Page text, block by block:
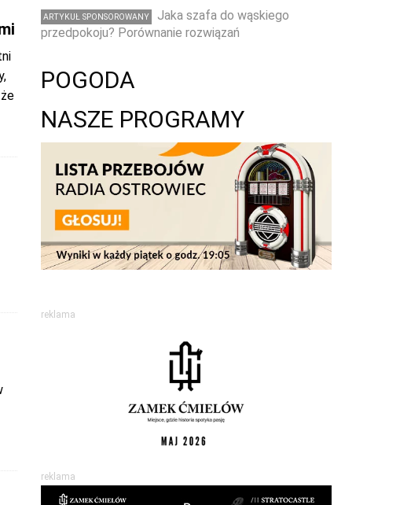
ARTYKUŁ SPONSOROWANY
Jaka szafa do wąskiego
przedpokoju? Porównanie rozwiązań
POGODA
NASZE PROGRAMY
reklama
reklama